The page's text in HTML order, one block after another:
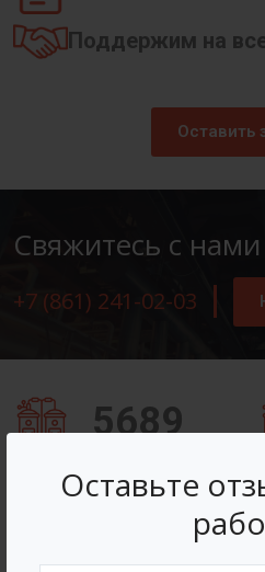
Оставьте
Поддержим на
Оставить
Свяжитесь с нами
+7 (861) 241-02-03
5689